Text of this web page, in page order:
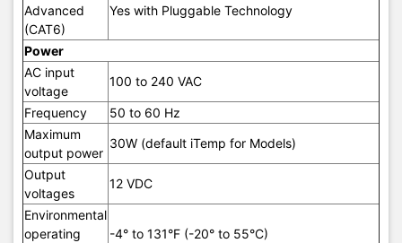
Advanced
(CAT6)
Yes with Pluggable Technology
Power
AC input
voltage
100 to 240 VAC
Frequency
50 to 60 Hz
Maximum
output power
30W (default iTemp for Models)
Output
voltages
12 VDC
Environmental
operating
-4° to 131°F (-20° to 55°C)